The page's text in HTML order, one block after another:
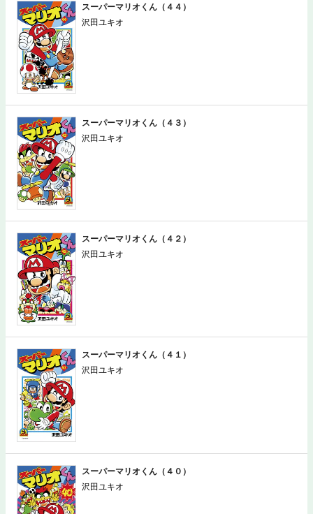
スーパーマリオくん（４４）
沢田ユキオ
スーパーマリオくん（４３）
沢田ユキオ
スーパーマリオくん（４２）
沢田ユキオ
スーパーマリオくん（４１）
沢田ユキオ
スーパーマリオくん（４０）
沢田ユキオ